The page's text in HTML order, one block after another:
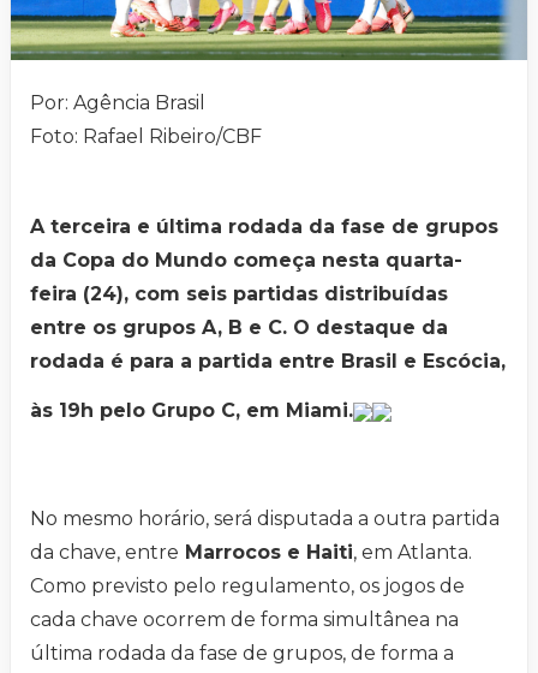
Por: Agência Brasil
Foto: Rafael Ribeiro/CBF
A terceira e última rodada da fase de grupos
da Copa do Mundo começa nesta quarta-
feira (24), com seis partidas distribuídas
entre os grupos A, B e C. O destaque da
rodada é para a partida entre Brasil e Escócia,
às 19h pelo Grupo C, em Miami.
No mesmo horário, será disputada a outra partida
da chave, entre Marrocos e Haiti, em Atlanta.
Como previsto pelo regulamento, os jogos de
cada chave ocorrem de forma simultânea na
última rodada da fase de grupos, de forma a